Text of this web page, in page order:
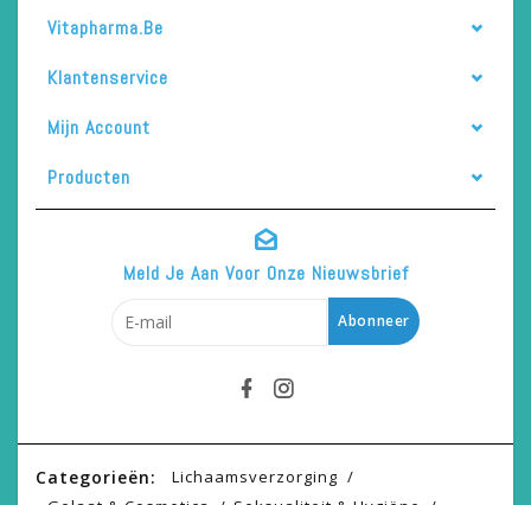
Vitapharma.be
Klantenservice
Mijn Account
Producten
Meld Je Aan Voor Onze Nieuwsbrief
Abonneer
Categorieën:
Lichaamsverzorging